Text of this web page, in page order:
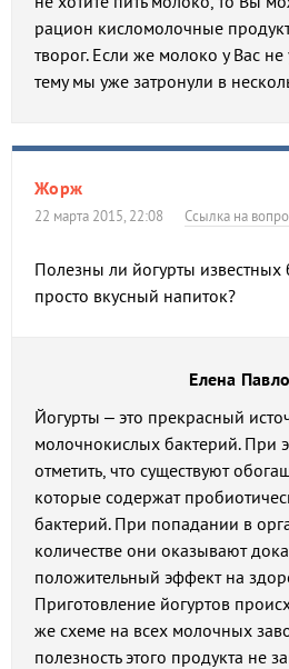
рацион кисломолочные
творог. Если же молоко у Вас не
тему мы уже затронули в
Жорж
22 марта 2015, 22:08 Ссылка на
Полезны ли йогурты известных
просто вкусный напиток?
Елена
Йогурты – это прекрасный
молочнокислых бактерий. При
отметить, что существуют
которые содержат
бактерий. При попадании в
количестве они оказывают
положительный эффект на
Приготовление йогуртов
же схеме на всех молочных
полезность этого продукта не